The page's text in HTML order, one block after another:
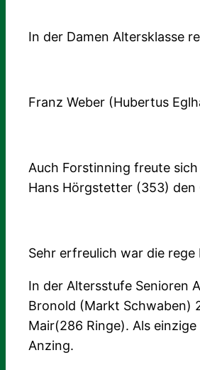
In der Damen Altersklasse
Franz Weber (Hubertus
Auch Forstinning freute
Hans Hörgstetter (353) den
Sehr erfreulich war die
In der Altersstufe Senioren
Bronold (Markt Schwaben)
Mair(286 Ringe). Als
Anzing.